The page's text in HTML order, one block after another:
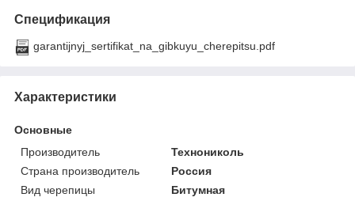
Спецификация
garantijnyj_sertifikat_na_gibkuyu_cherepitsu.pdf
Характеристики
Основные
Производитель
Технониколь
Страна производитель
Россия
Вид черепицы
Битумная